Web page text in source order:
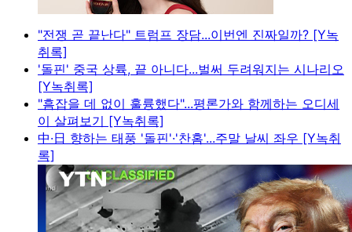
"전쟁 곧 끝난다" 트럼프 장담...이번엔 진짜일까? [Y녹
취록]
'돌핀' 중국 상륙, 끝 아니다...벌써 두려워지는 시나리오
[Y녹취록]
"흠잡을 데 없이 훌륭했다"...평론가와 함께하는 오디세
이 살펴보기 [Y녹취록]
中·日 향하는 태풍 '돌핀'·'찬홈'...주말 날씨 좌우 [Y녹취
록]